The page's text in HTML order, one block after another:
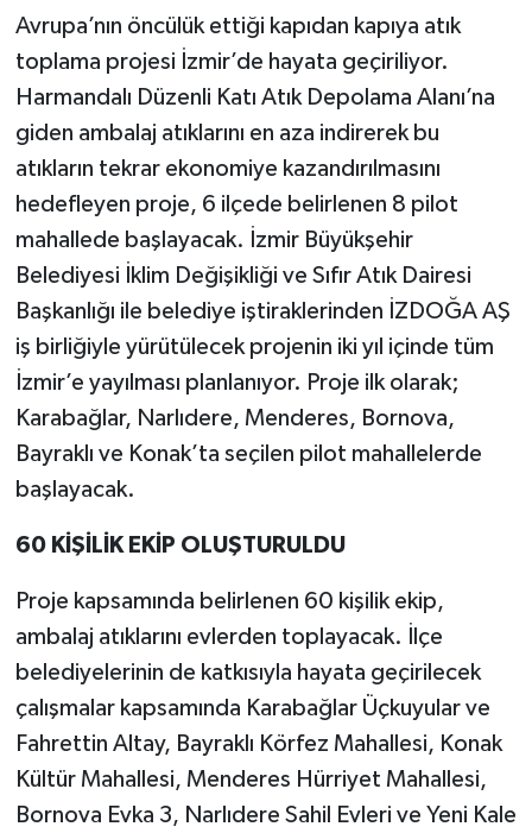
Avrupa’nın öncülük ettiği kapıdan kapıya atık
toplama projesi İzmir’de hayata geçiriliyor.
Harmandalı Düzenli Katı Atık Depolama Alanı’na
giden ambalaj atıklarını en aza indirerek bu
atıkların tekrar ekonomiye kazandırılmasını
hedefleyen proje, 6 ilçede belirlenen 8 pilot
mahallede başlayacak. İzmir Büyükşehir
Belediyesi İklim Değişikliği ve Sıfır Atık Dairesi
Başkanlığı ile belediye iştiraklerinden İZDOĞA AŞ
iş birliğiyle yürütülecek projenin iki yıl içinde tüm
İzmir’e yayılması planlanıyor. Proje ilk olarak;
Karabağlar, Narlıdere, Menderes, Bornova,
Bayraklı ve Konak’ta seçilen pilot mahallelerde
başlayacak.
60 KİŞİLİK EKİP OLUŞTURULDU
Proje kapsamında belirlenen 60 kişilik ekip,
ambalaj atıklarını evlerden toplayacak. İlçe
belediyelerinin de katkısıyla hayata geçirilecek
çalışmalar kapsamında Karabağlar Üçkuyular ve
Fahrettin Altay, Bayraklı Körfez Mahallesi, Konak
Kültür Mahallesi, Menderes Hürriyet Mahallesi,
Bornova Evka 3, Narlıdere Sahil Evleri ve Yeni Kale